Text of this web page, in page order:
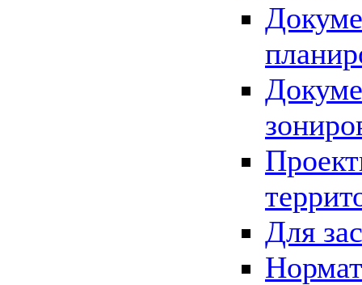
Для